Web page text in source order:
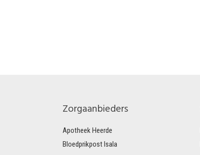
Zorgaanbieders
Apotheek Heerde
Bloedprikpost Isala